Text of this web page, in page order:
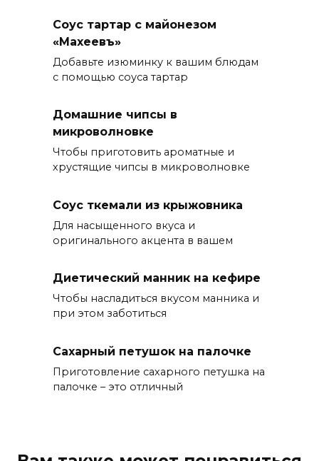
Соус тартар с майонезом
«Махеевъ»
Добавьте изюминку к вашим блюдам
с помощью соуса тартар
Домашние чипсы в
микроволновке
Чтобы приготовить ароматные и
хрустящие чипсы в микроволновке
Соус ткемали из крыжовника
Для насыщенного вкуса и
оригинального акцента в вашем
Диетический манник на кефире
Чтобы насладиться вкусом манника и
при этом заботиться
Сахарный петушок на палочке
Приготовление сахарного петушка на
палочке – это отличный